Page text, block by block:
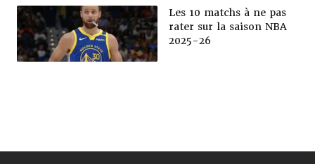
Les 10 matchs à ne pas
rater sur la saison NBA
2025-26